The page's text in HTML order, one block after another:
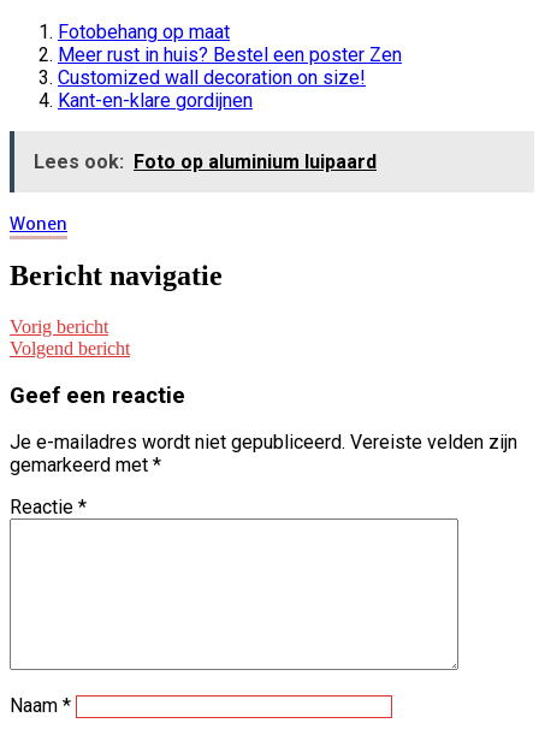
Fotobehang op maat
Meer rust in huis? Bestel een poster Zen
Customized wall decoration on size!
Kant-en-klare gordijnen
Lees ook: Foto op aluminium luipaard
Wonen
Bericht navigatie
Vorig bericht
Volgend bericht
Geef een reactie
Je e-mailadres wordt niet gepubliceerd. Vereiste velden zijn
gemarkeerd met *
Reactie *
Naam *